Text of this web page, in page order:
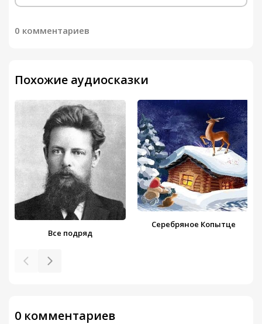
0 комментариев
Похожие аудиосказки
Все подряд
Серебряное Копытце
0 комментариев